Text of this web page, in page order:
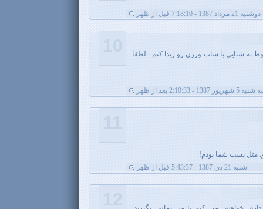
دوشنبه 21 مرداد 1387 - 7:18:10 قبل از ظهر
به شنايي با ساب ورزن رو ژيدا كنم . لطقا
5 شهریور 1387 - 2:10:33 بعد از ظهر
مثل پست شما بودم!
شنبه 21 دی 1387 - 5:43:37 قبل از ظهر